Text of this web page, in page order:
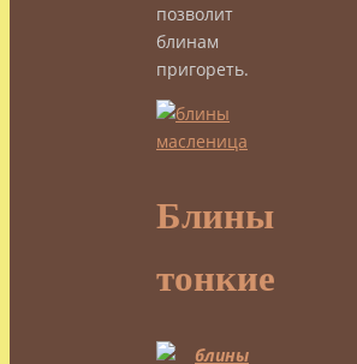
позволит
блинам
пригореть.
Блины
тонкие